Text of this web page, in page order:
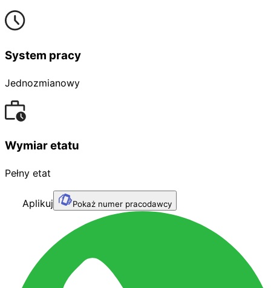
System pracy
Jednozmianowy
Wymiar etatu
Pełny etat
Aplikuj Pokaż numer pracodawcy